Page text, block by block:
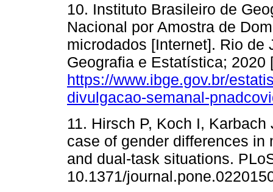
10. Instituto Brasileiro de
Nacional por Amostra de
microdados [Internet]. Rio de
Geografia e Estatística;
https://www.ibge.gov.br/
divulgacao-semanal-
11. Hirsch P, Koch I,
case of gender differences
and dual-task situations.
10.1371/